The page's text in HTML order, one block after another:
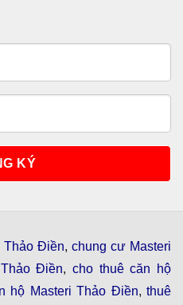
Thảo Điền, chung cư Masteri
Điền, cho thuê căn hộ
hộ Masteri Thảo Điền,thuê